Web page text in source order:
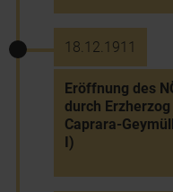
18.12.1911
Eröffnung des
durch
Caprara-
I)